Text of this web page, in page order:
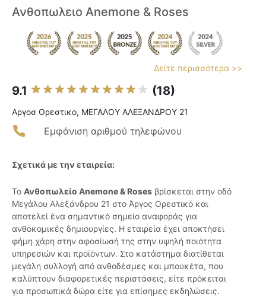
Ανθοπωλειο Anemone & Roses
Δείτε περισσότερα >>
9.1 (18)
Αργοσ Ορεστικο, ΜΕΓΑΛΟΥ ΑΛΕΞΑΝΔΡΟΥ 21
Εμφάνιση αριθμού τηλεφώνου
Σχετικά με την εταιρεία:
Το Ανθοπωλείο Anemone & Roses βρίσκεται στην οδό
Μεγάλου Αλεξάνδρου 21 στο Άργος Ορεστικό και
αποτελεί ένα σημαντικό σημείο αναφοράς για
ανθοκομικές δημιουργίες. Η εταιρεία έχει αποκτήσει
φήμη χάρη στην αφοσίωσή της στην υψηλή ποιότητα
υπηρεσιών και προϊόντων. Στο κατάστημα διατίθεται
μεγάλη συλλογή από ανθοδέσμες και μπουκέτα, που
καλύπτουν διαφορετικές περιστάσεις, είτε πρόκειται
για προσωπικά δώρα είτε για επίσημες εκδηλώσεις.